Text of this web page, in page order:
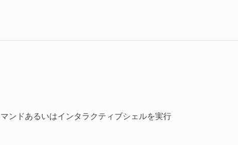
ンドあるいはインタラクティブシェルを実行